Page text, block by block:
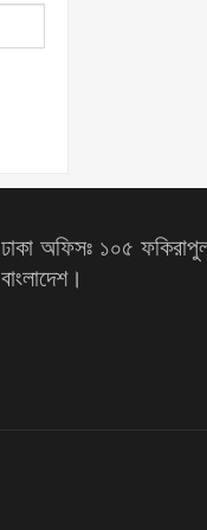
ঢাকা অফিসঃ ১০৫
বাংলাদেশ।